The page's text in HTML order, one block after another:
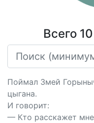
Всего
Поймал Змей
цыгана.
И говорит:
— Кто расскажет